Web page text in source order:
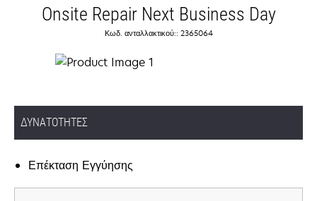
Onsite Repair Next Business Day
Κωδ. ανταλλακτικού:: 2365064
ΔΥΝΑΤΌΤΗΤΕΣ
Επέκταση Εγγύησης